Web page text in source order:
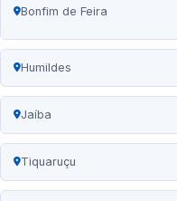
Bonfim de Feira
Humildes
Jaíba
Tiquaruçu